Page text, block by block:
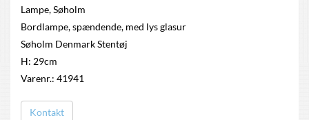
Lampe, Søholm
Bordlampe, spændende, med lys glasur
Søholm Denmark Stentøj
H: 29cm
Varenr.: 41941
Kontakt